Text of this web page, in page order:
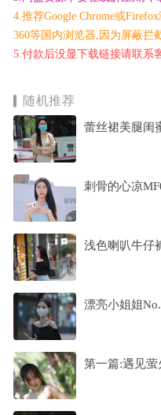
4.推荐Google Chrome或
360等国内浏览器,因为屏蔽拦
5.付款后没显下载链接请联系
随机推荐
蕾丝裙美腿闺
刺骨的心凉
浅色喇叭牛仔
漂亮小姐姐
第一篇:遇见萤